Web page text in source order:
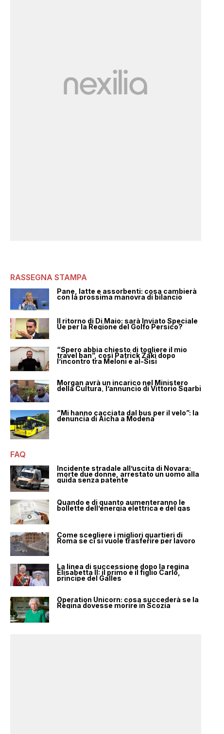
RASSEGNA STAMPA
Pane, latte e assorbenti: cosa cambierà
con la prossima manovra di bilancio
Il ritorno di Di Maio: sarà Inviato Speciale
Ue per la Regione del Golfo Persico?
“Spero abbia chiesto di togliere il mio
travel ban”, così Patrick Zaki dopo
l’incontro tra Meloni e al-Sisi
Morgan avrà un incarico nel Ministero
della Cultura, l’annuncio di Vittorio Sgarbi
“Mi hanno cacciata dal bus per il velo”: la
denuncia di Aicha a Modena
FAQ
Incidente stradale all’uscita di Novara:
morte due donne, arrestato un uomo alla
guida senza patente
Quando e di quanto aumenteranno le
bollette dell’energia elettrica e del gas
Come scegliere i migliori quartieri di
Roma se ci si vuole trasferire per lavoro
La linea di successione dopo la regina
Elisabetta II: il primo è il figlio Carlo,
principe del Galles
Operation Unicorn: cosa succederà se la
Regina dovesse morire in Scozia